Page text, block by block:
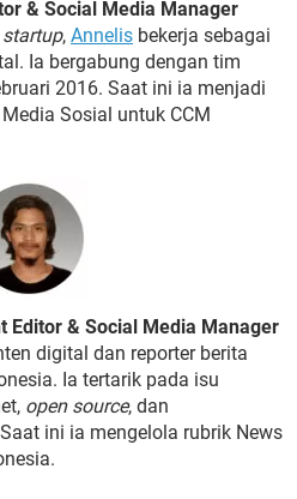
& Social Media Manager
startup, Annelis bekerja sebagai
Ia bergabung dengan tim
2016. Saat ini ia menjadi
Sosial untuk CCM
Editor & Social Media Manager
digital dan reporter berita
Ia tertarik pada isu
open source, dan
ini ia mengelola rubrik News